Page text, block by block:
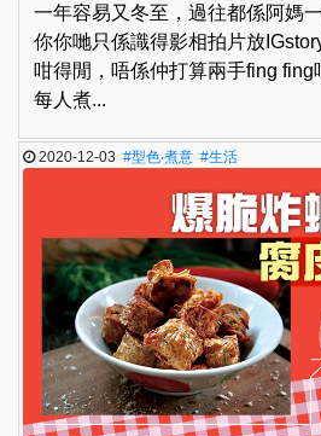
一年容易又冬至，過往都係阿媽
你你哋只係識得影相拍片放
咁得閒，唔係仲打算兩手fing
每人煮...
2020-12-03#型色‧煮意 #生活